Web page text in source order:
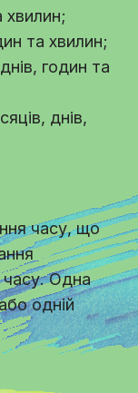
хвилин;
та хвилин;
днів, годин та
днів,
часу, що
часу. Одна
одній